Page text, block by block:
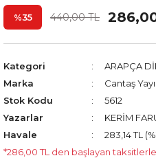
%35 440,00 TL
Kategori ARAPÇA
Marka
Cantaş
Stok Kodu
5612
Yazarlar
KERİM
Havale
283,14 TL
*286,00 TL den başlayan